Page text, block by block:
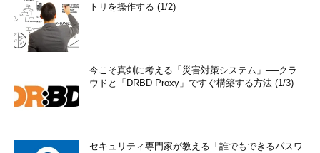
トリを操作する (1/2)
今こそ真剣に考える「災害対策システム」──クラ
ウドと「DRBD Proxy」ですぐ構築する方法 (1/3)
セキュリティ専門家が教える「誰でもできるパスワ